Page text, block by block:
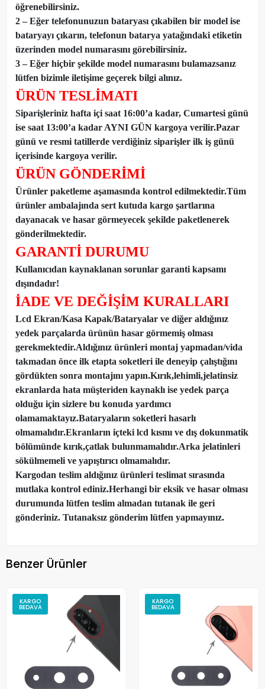
öğrenebilirsiniz.
2 – Eğer telefonunuzun bataryası çıkabilen bir model ise
bataryayı çıkarın, telefonun batarya yatağındaki etiketin
üzerinden model numarasını görebilirsiniz.
3 – Eğer hiçbir şekilde model numarasını bulamazsanız
lütfen bizimle iletişime geçerek bilgi alınız.
ÜRÜN TESLİMATI
Siparişleriniz hafta içi saat 16:00’a kadar, Cumartesi günü
ise saat 13:00’a kadar AYNI GÜN kargoya verilir.Pazar
günü ve resmi tatillerde verdiğiniz siparişler ilk iş günü
içerisinde kargoya verilir.
ÜRÜN GÖNDERİMİ
Ürünler paketleme aşamasında kontrol edilmektedir.Tüm
ürünler ambalajında sert kutuda kargo şartlarına
dayanacak ve hasar görmeyecek şekilde paketlenerek
gönderilmektedir.
GARANTİ DURUMU
Kullanıcıdan kaynaklanan sorunlar garanti kapsamı
dışındadır!
İADE VE DEĞİŞİM KURALLARI
Lcd Ekran/Kasa Kapak/Bataryalar ve diğer aldığınız
yedek parçalarda ürünün hasar görmemiş olması
gerekmektedir.Aldığınız ürünleri montaj yapmadan/vida
takmadan önce ilk etapta soketleri ile deneyip çalıştığını
gördükten sonra montajını yapın.Kırık,lehimli,jelatinsiz
ekranlarda hata müşteriden kaynaklı ise yedek parça
olduğu için sizlere bu konuda yardımcı
olamamaktayız.Bataryaların soketleri hasarlı
olmamalıdır.Ekranların içteki lcd kısmı ve dış dokunmatik
bölümünde kırık,çatlak bulunmamalıdır.Arka jelatinleri
sökülmemeli ve yapıştırıcı olmamalıdır.
Kargodan teslim aldığınız ürünleri teslimat sırasında
mutlaka kontrol ediniz.Herhangi bir eksik ve hasar olması
durumunda lütfen teslim almadan tutanak ile geri
gönderiniz. Tutanaksız gönderim lütfen yapmayınız.
Benzer Ürünler
KARGO
BEDAVA
KARGO
BEDAVA